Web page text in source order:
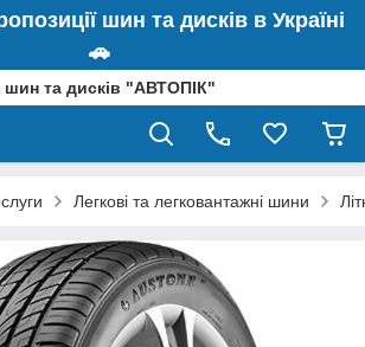
шин та дисків в Україні
🚗
шин та дисків "АВТОПІК"
Легкові та легковантажні шини